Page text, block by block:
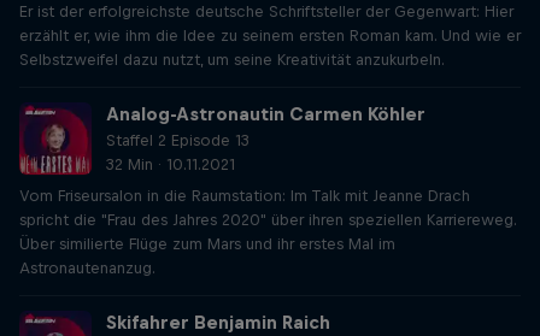
Er ist der erfolgreichste deutsche Schriftsteller der Gegenwart: Hier
erzählt er, wie ihm die Idee zu seinem ersten Roman kam. Und wie er
Selbstzweifel dazu nutzt, um seine Kreativität anzukurbeln.
Analog-Astronautin Carmen Köhler
Staffel 2 Episode 13
32 Min · 10.11.2021
Vom Friseursalon in die Raumstation: Im Talk mit Jeanne Drach
spricht die "Frau des Jahres 2020" über ihren speziellen Karriereweg.
Über similierte Flüge zum Mars und ihr erstes Mal im
Astronautenanzug.
Skifahrer Benjamin Raich